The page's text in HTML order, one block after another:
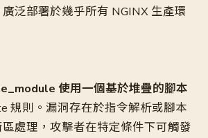
泛部署於幾乎所有 NGINX 生產環
使用一個基於堆疊的腳本
規則。漏洞存在於指令解析或腳本
處理，攻擊者在特定條件下可觸發